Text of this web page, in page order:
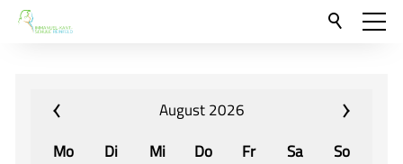
Neu hier?
Für Eltern und Schüler
August 2026
Mo
Di Mi Do Fr Sa
So